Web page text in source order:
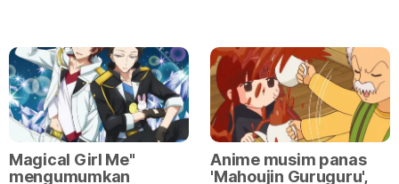
Magical Girl Me"
mengumumkan
Anime musim panas
'Mahoujin Guruguru',